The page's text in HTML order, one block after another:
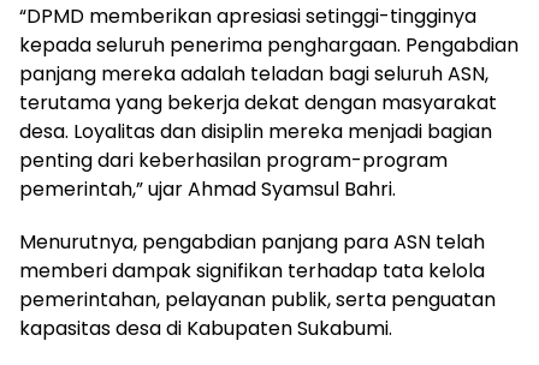
“DPMD memberikan apresiasi setinggi-tingginya
kepada seluruh penerima penghargaan. Pengabdian
panjang mereka adalah teladan bagi seluruh ASN,
terutama yang bekerja dekat dengan masyarakat
desa. Loyalitas dan disiplin mereka menjadi bagian
penting dari keberhasilan program-program
pemerintah,” ujar Ahmad Syamsul Bahri.
Menurutnya, pengabdian panjang para ASN telah
memberi dampak signifikan terhadap tata kelola
pemerintahan, pelayanan publik, serta penguatan
kapasitas desa di Kabupaten Sukabumi.